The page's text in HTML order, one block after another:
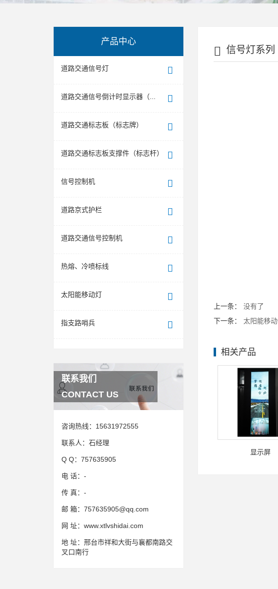
产品中心
道路交通信号灯
道路交通信号倒计时显示器（...
道路交通标志板（标志牌）
道路交通标志板支撑件（标志杆）
信号控制机
道路京式护栏
道路交通信号控制机
热熔、冷喷标线
太阳能移动灯
指支路哨兵
联系我们
CONTACT US
咨询热线： 15631972555
联系人： 石经理
Q Q： 757635905
电 话： -
传 真： -
邮 箱： 757635905@qq.com
网 址： www.xtlvshidai.com
地 址： 邢台市祥和大街与襄都南路交
叉口南行
信号灯系列
上一条：
没有了
下一条：
太阳能移
相关产品
显示屏